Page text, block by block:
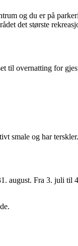
og du er på
det største
til overnatting for
smale og har
august. Fra 3. juli til